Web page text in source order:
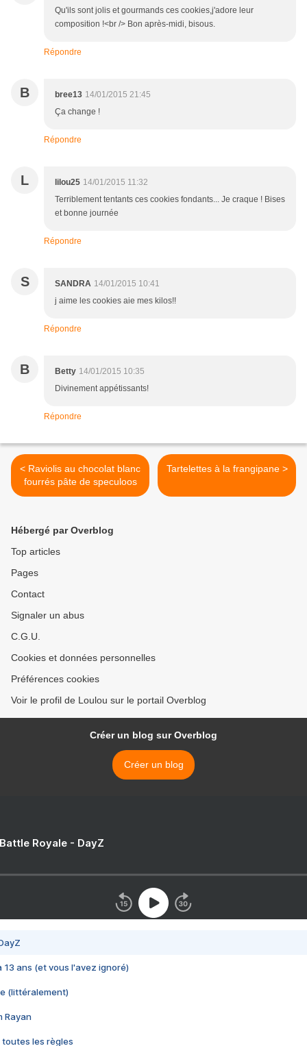
Qu'ils sont jolis et gourmands ces cookies,j'adore leur
composition !<br /> Bon après-midi, bisous.
Répondre
B bree13 14/01/2015 21:45
Ça change !
Répondre
L lilou25 14/01/2015 11:32
Terriblement tentants ces cookies fondants... Je craque ! Bises
et bonne journée
Répondre
S SANDRA 14/01/2015 10:41
j aime les cookies aie mes kilos!!
Répondre
B Betty 14/01/2015 10:35
Divinement appétissants!
Répondre
< Raviolis au chocolat blanc
fourrés pâte de speculoos
Tartelettes à la frangipane >
Hébergé par Overblog
Top articles
Pages
Contact
Signaler un abus
C.G.U.
Cookies et données personnelles
Préférences cookies
Voir le profil de Loulou sur le portail Overblog
Créer un blog sur Overblog
Créer un blog
Royale - DayZ
13 ans (et vous l'avez ignoré)
(littéralement)
Rayan
toutes les règles